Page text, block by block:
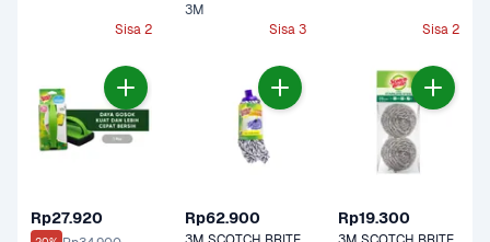
Sisa 2
3M
Sisa 3
Sisa 2
Rp27.920 Rp62.900 Rp19.300